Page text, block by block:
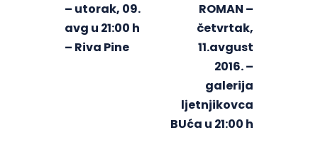
– utorak, 09.
avg u 21:00 h
– Riva Pine
ROMAN –
četvrtak,
11.avgust
2016. –
galerija
ljetnjikovca
BUća u 21:00 h